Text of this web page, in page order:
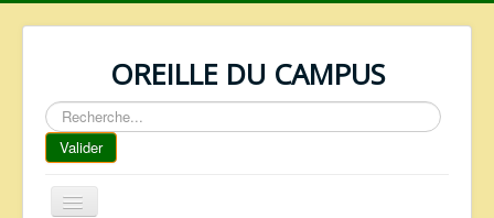
OREILLE DU CAMPUS
Rechercher
Valider
Basculer